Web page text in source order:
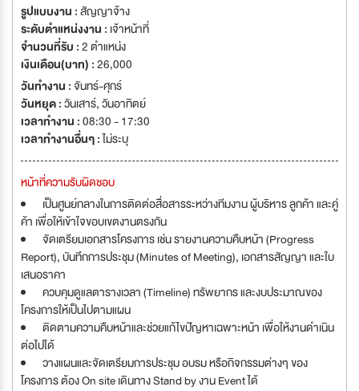
รูปแบบงาน :สัญญาจ้าง
ระดับตำแหน่งงาน : เจ้าหน้าที่
จำนวนที่รับ :2 ตำแหน่ง
เงินเดือน(บาท) :26,000
วันทำงาน :จันทร์-ศุกร์
วันหยุด :วันเสาร์,วันอาทิตย์
เวลาทำงาน :08:30 - 17:30
เวลาทำงานอื่นๆ :ไม่ระบุ
หน้าที่ความรับผิดชอบ
เป็นศูนย์กลางในการติดต่อสื่อสารระหว่างทีมงาน ผู้บริหาร ลูกค้า และคู่
ค้า เพื่อให้เข้าใจขอบเขตงานตรงกัน
จัดเตรียมเอกสารโครงการ เช่น รายงานความคืบหน้า (Progress
Report), บันทึกการประชุม (Minutes of Meeting), เอกสารสัญญา และใบ
เสนอราคา
ควบคุมดูแลตารางเวลา (Timeline) ทรัพยากร และงบประมาณของ
โครงการให้เป็นไปตามแผน
ติดตามความคืบหน้าและช่วยแก้ไขปัญหาเฉพาะหน้า เพื่อให้งานดำเนิน
ต่อไปได้
วางแผนและจัดเตรียมการประชุม อบรม หรือกิจกรรมต่างๆ ของ
โครงการ ต้อง On site เดินทาง Stand by งาน Event ได้